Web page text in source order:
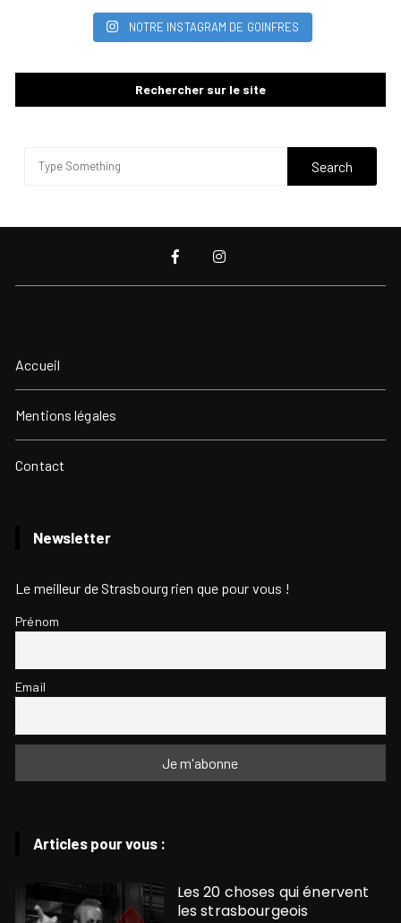
NOTRE INSTAGRAM DE GOINFRES
Rechercher sur le site
Accueil
Mentions légales
Contact
Newsletter
Le meilleur de Strasbourg rien que pour vous !
Prénom
Email
Articles pour vous :
Les 20 choses qui énervent
les strasbourgeois